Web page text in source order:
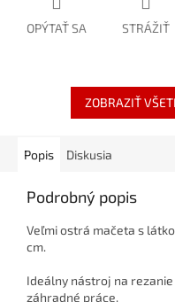
OPÝTAŤ SA STRÁŽIŤ
ZOBRAZIŤ
Popis Diskusia
Podrobný popis
Veľmi ostrá mačeta s
cm.
Ideálny nástroj na
záhradné práce.